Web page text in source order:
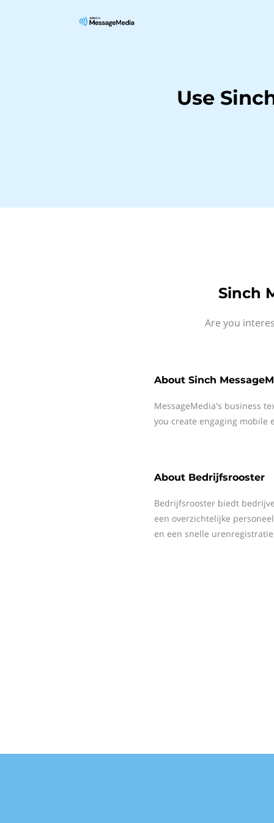
Use
Sinch
Are you
About Sinch
MessageMedia's business
you create engaging mobile
About Bedrijfsrooster
Bedrijfsrooster biedt
een overzichtelijke
en een snelle